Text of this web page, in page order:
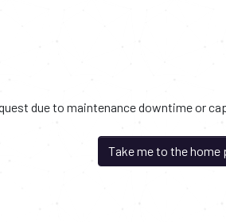
due to maintenance downtime or
Take me to the home